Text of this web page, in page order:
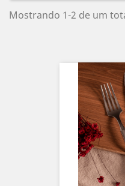
Mostrando 1-2 de um